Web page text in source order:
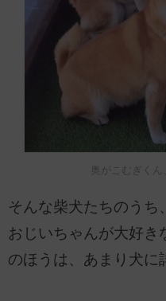
奥がこむぎく
そんな柴犬たちのうち
おじいちゃんが大好き
のほうは、あまり犬に